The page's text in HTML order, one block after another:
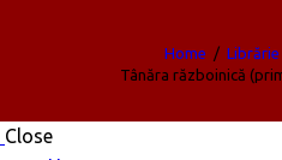
Home Librărie
Tânăra războinică
Close